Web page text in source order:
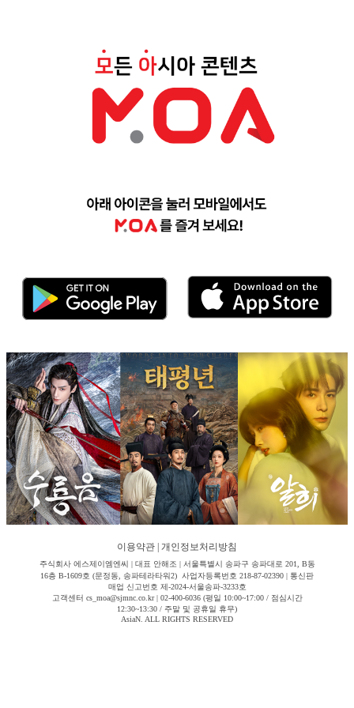
이용약관 개인정보처리방침
주식회사 에스제이엠엔씨 | 대표 안해조 | 서울특별시 송파구 송파대로 201, B동
16층 B-1609호 (문정동, 송파테라타워2) 사업자등록번호 218-87-02390 | 통신판
매업 신고번호 제-2024-서울송파-3233호
고객센터 cs_moa@sjmnc.co.kr | 02-400-6036 (평일 10:00~17:00 / 점심시간
12:30~13:30 / 주말 및 공휴일 휴무)
AsiaN. ALL RIGHTS RESERVED